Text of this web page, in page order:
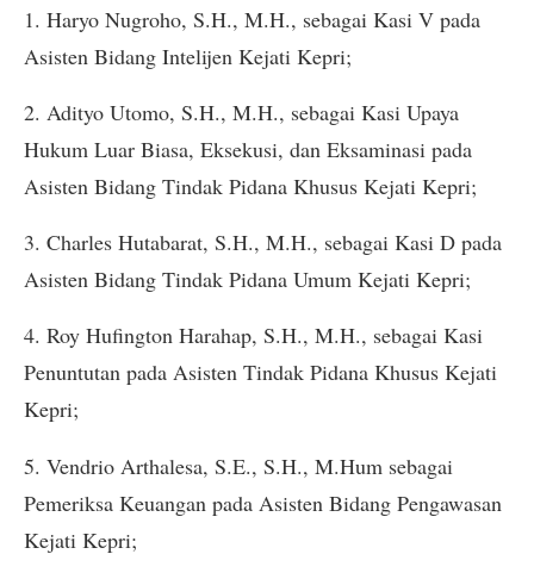
1. Haryo Nugroho, S.H., M.H., sebagai Kasi V pada
Asisten Bidang Intelijen Kejati Kepri;
2. Adityo Utomo, S.H., M.H., sebagai Kasi Upaya
Hukum Luar Biasa, Eksekusi, dan Eksaminasi pada
Asisten Bidang Tindak Pidana Khusus Kejati Kepri;
3. Charles Hutabarat, S.H., M.H., sebagai Kasi D pada
Asisten Bidang Tindak Pidana Umum Kejati Kepri;
4. Roy Hufington Harahap, S.H., M.H., sebagai Kasi
Penuntutan pada Asisten Tindak Pidana Khusus Kejati
Kepri;
5. Vendrio Arthalesa, S.E., S.H., M.Hum sebagai
Pemeriksa Keuangan pada Asisten Bidang Pengawasan
Kejati Kepri;